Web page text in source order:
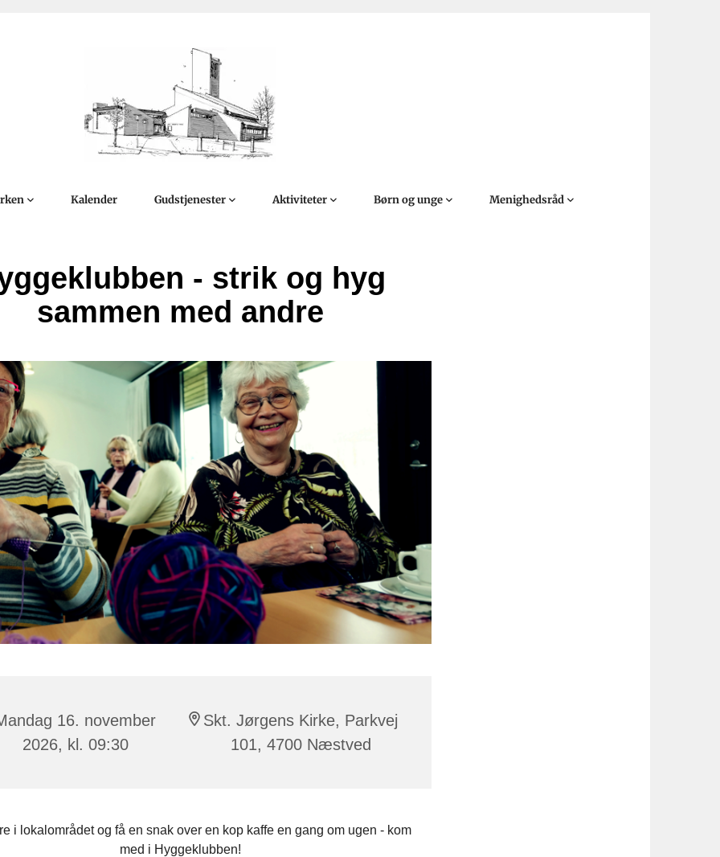
Kalender Gudstjenester Aktiviteter Børn og unge Menighedsråd
- strik og hyg
sammen med andre
16. november
2026, kl. 09:30
Skt. Jørgens Kirke, Parkvej
101, 4700 Næstved
i lokalområdet og få en snak over en kop kaffe en gang om ugen - kom
med i Hyggeklubben!